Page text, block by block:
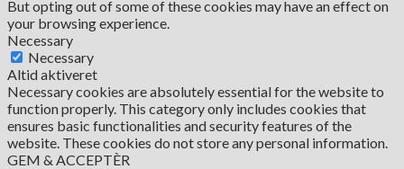
But opting out of some of these cookies may have an effect on
your browsing experience.
Necessary
Necessary
Altid aktiveret
Necessary cookies are absolutely essential for the website to
function properly. This category only includes cookies that
ensures basic functionalities and security features of the
website. These cookies do not store any personal information.
GEM & ACCEPTÈR